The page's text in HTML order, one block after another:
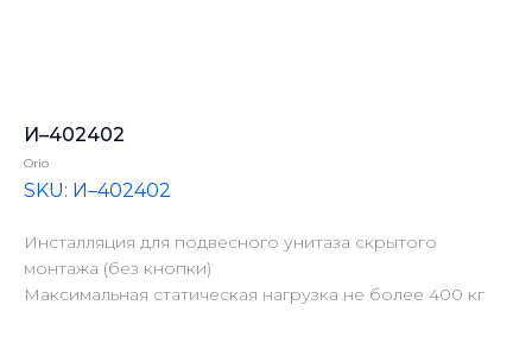
И–402402
Orio
SKU: И–402402
Инсталляция для подвесного унитаза скрытого
монтажа (без кнопки)
Максимальная статическая нагрузка не более 400 кг